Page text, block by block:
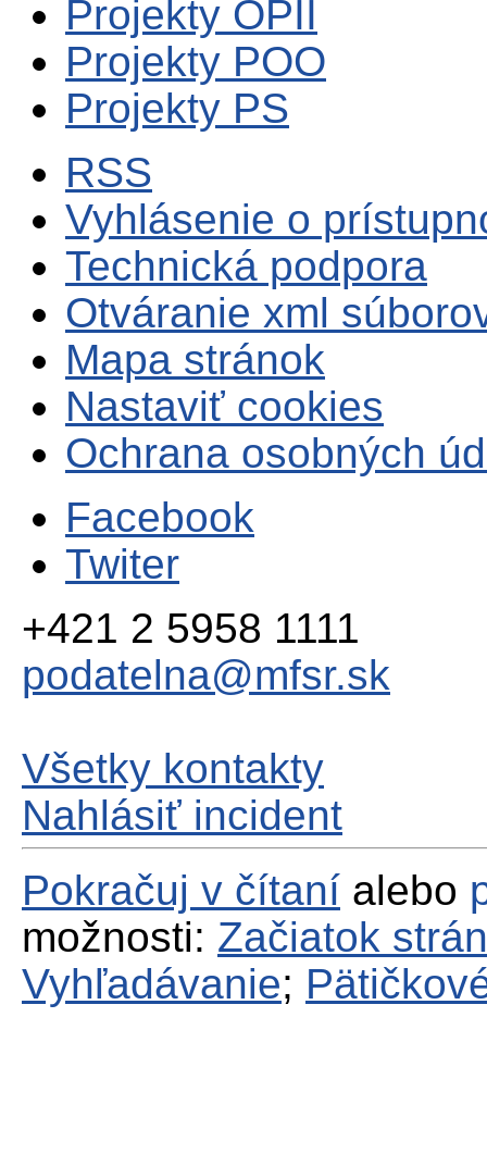
Projekty OPII
Projekty POO
Projekty PS
RSS
Vyhlásenie o
Technická podpora
Otváranie xml
Mapa stránok
Nastaviť cookies
Ochrana osobných
Facebook
Twiter
+421 2 5958 1111
podatelna@mfsr.sk
Všetky kontakty
Nahlásiť incident
Pokračuj v čítaní alebo
možnosti: Začiatok
Vyhľadávanie;